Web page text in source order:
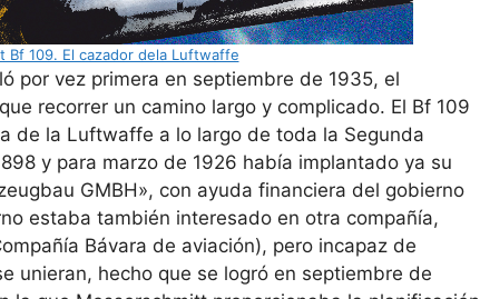
Bf 109. El cazador dela Luftwaffe
por vez primera en septiembre de 1935, el
recorrer un camino largo y complicado. El Bf 109
de la Luftwaffe a lo largo de toda la Segunda
y para marzo de 1926 había implantado ya su
GMBH», con ayuda financiera del gobierno
estaba también interesado en otra compañía,
Bávara de aviación), pero incapaz de
unieran, hecho que se logró en septiembre de